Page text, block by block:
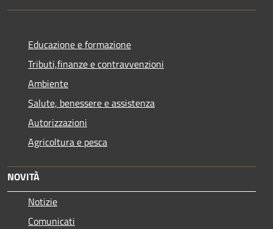
Educazione e formazione
Tributi,finanze e contravvenzioni
Ambiente
Salute, benessere e assistenza
Autorizzazioni
Agricoltura e pesca
NOVITÀ
Notizie
Comunicati